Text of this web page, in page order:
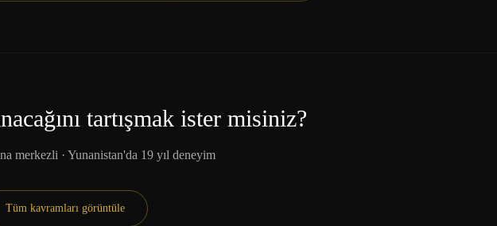
tartışmak ister misiniz?
· Yunanistan'da 19 yıl deneyim
Tüm kavramları görüntüle